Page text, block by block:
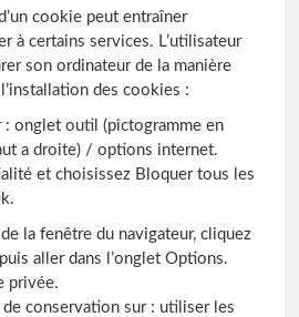
cookie peut entraîner
à certains services. L’utilisateur
son ordinateur de la manière
des cookies :
: onglet outil (pictogramme en
a droite) / options internet.
et choisissez Bloquer tous les
la fenêtre du navigateur, cliquez
aller dans l’onglet Options.
privée.
de conservation sur : utiliser les